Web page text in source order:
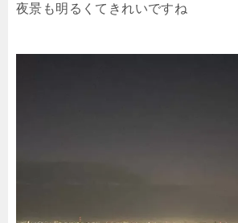
夜景も明るくてきれいですね